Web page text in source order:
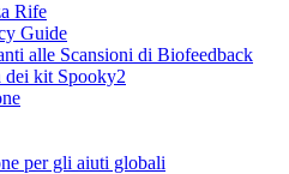
Rife
Guide
alle Scansioni di Biofeedback
dei kit Spooky2
per gli aiuti globali